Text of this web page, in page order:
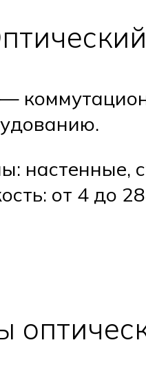
настенные,
от 4 до